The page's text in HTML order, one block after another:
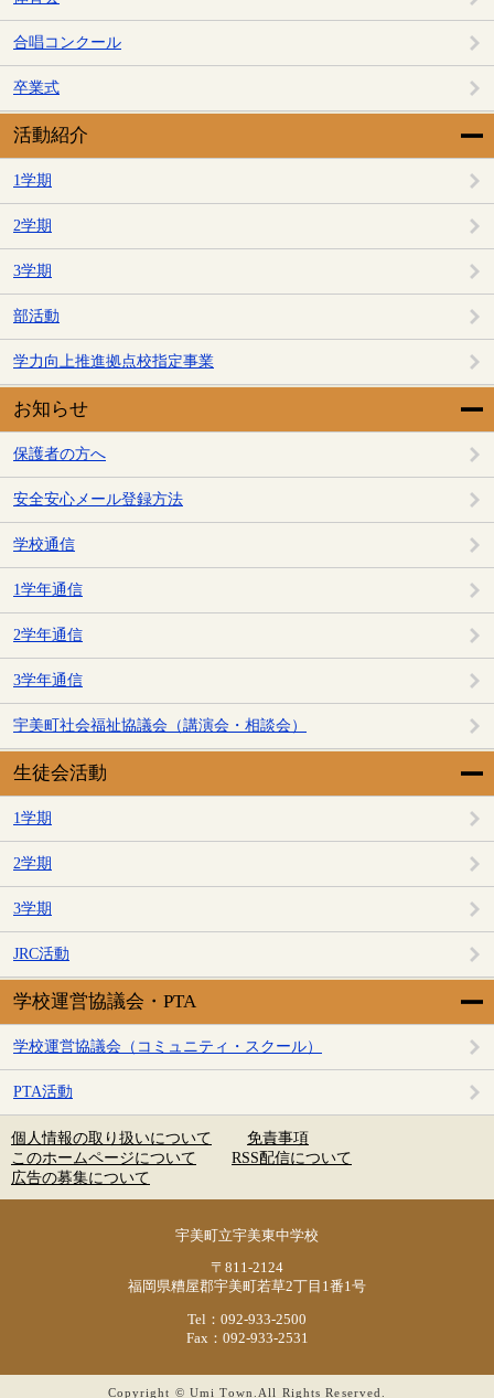
合唱コンクール
卒業式
活動紹介
1学期
2学期
3学期
部活動
学力向上推進拠点校指定事業
お知らせ
保護者の方へ
安全安心メール登録方法
学校通信
1学年通信
2学年通信
3学年通信
宇美町社会福祉協議会（講演会・相談会）
生徒会活動
1学期
2学期
3学期
JRC活動
学校運営協議会・PTA
学校運営協議会（コミュニティ・スクール）
PTA活動
個人情報の取り扱いについて
免責事項
このホームページについて
RSS配信について
広告の募集について
宇美町立宇美東中学校
〒811-2124
福岡県糟屋郡宇美町若草2丁目1番1号
Tel：092-933-2500
Fax：092-933-2531
Copyright © Umi Town.All Rights Reserved.